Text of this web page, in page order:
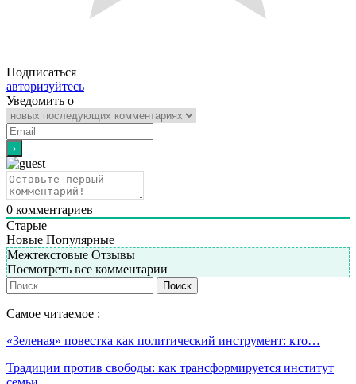
Подписаться
авторизуйтесь
Уведомить о
0 комментариев
Старые
Новые Популярные
Межтекстовые Отзывы
Посмотреть все комментарии
Самое читаемое :
«Зеленая» повестка как политический инструмент: кто…
Традиции против свободы: как трансформируется институт